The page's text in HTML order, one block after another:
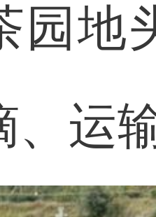
园地
、运